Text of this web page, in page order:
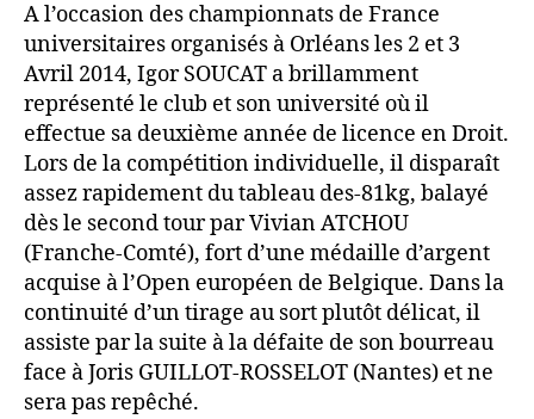
A l’occasion des championnats de France
universitaires organisés à Orléans les 2 et 3
Avril 2014, Igor SOUCAT a brillamment
représenté le club et son université où il
effectue sa deuxième année de licence en Droit.
Lors de la compétition individuelle, il disparaît
assez rapidement du tableau des-81kg, balayé
dès le second tour par Vivian ATCHOU
(Franche-Comté), fort d’une médaille d’argent
acquise à l’Open européen de Belgique. Dans la
continuité d’un tirage au sort plutôt délicat, il
assiste par la suite à la défaite de son bourreau
face à Joris GUILLOT-ROSSELOT (Nantes) et ne
sera pas repêché.